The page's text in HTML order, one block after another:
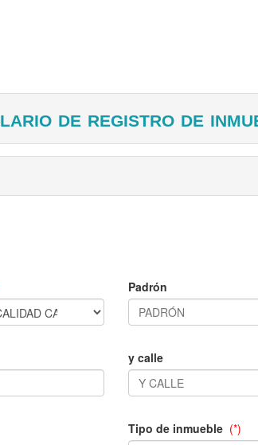
de registro de
Padrón
y calle
Tipo de inmueble (*)